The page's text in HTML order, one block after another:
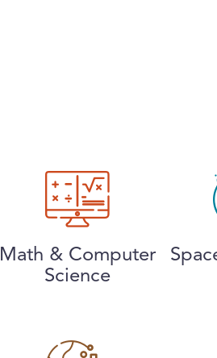
Math & Computer
Science